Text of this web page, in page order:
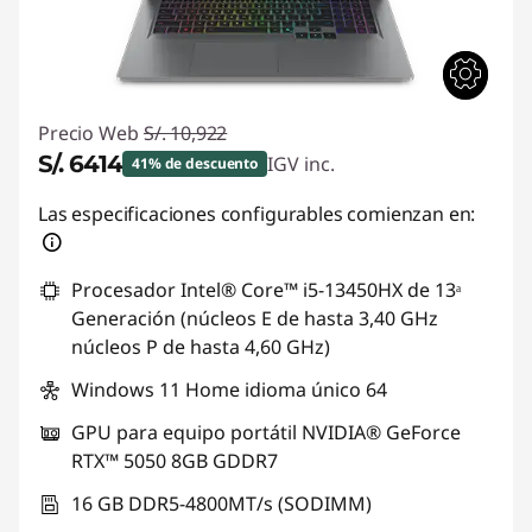
Precio Web S/. 10,922
S/. 6414 41% de descuento IGV inc.
Ahorros instantáneos :-S/. 4508
Las especificaciones configurables comienzan en:
Procesador Intel® Core™ i5-13450HX de 13ᵃ
Generación (núcleos E de hasta 3,40 GHz
núcleos P de hasta 4,60 GHz)
Windows 11 Home idioma único 64
GPU para equipo portátil NVIDIA® GeForce
RTX™ 5050 8GB GDDR7
16 GB DDR5-4800MT/s (SODIMM)